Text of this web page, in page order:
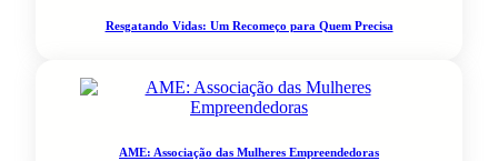
Resgatando Vidas: Um Recomeço para Quem Precisa
AME: Associação das Mulheres Empreendedoras